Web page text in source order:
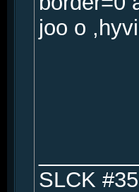
joo o
SLCK